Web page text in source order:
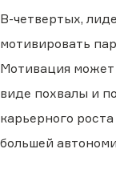
В-четвертых,
мотивировать
Мотивация может
виде похвалы и
карьерного
большей